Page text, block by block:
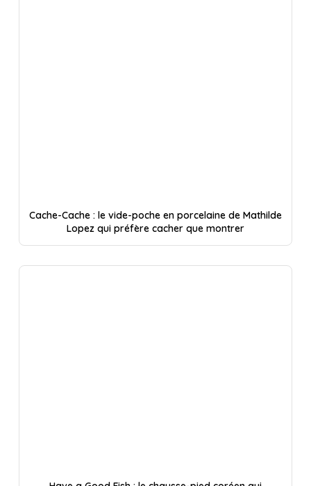
Cache-Cache : le vide-poche en porcelaine de Mathilde
Lopez qui préfère cacher que montrer